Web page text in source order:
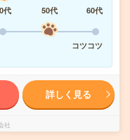
代 50代
60代
コツコツ
詳しく見る
社